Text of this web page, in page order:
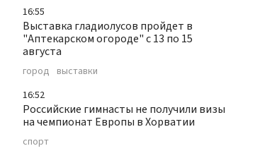
16:55
Выставка гладиолусов пройдет в
"Аптекарском огороде" с 13 по 15
августа
город выставки
16:52
Российские гимнасты не получили визы
на чемпионат Европы в Хорватии
спорт